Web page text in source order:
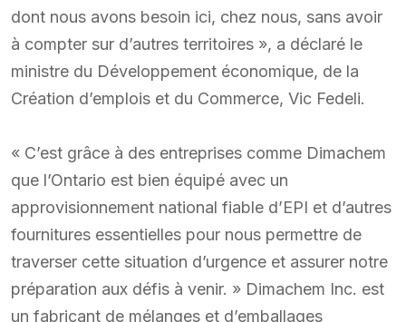
dont nous avons besoin ici, chez nous, sans avoir
à compter sur d’autres territoires », a déclaré le
ministre du Développement économique, de la
Création d’emplois et du Commerce, Vic Fedeli.
« C’est grâce à des entreprises comme Dimachem
que l’Ontario est bien équipé avec un
approvisionnement national fiable d’EPI et d’autres
fournitures essentielles pour nous permettre de
traverser cette situation d’urgence et assurer notre
préparation aux défis à venir. » Dimachem Inc. est
un fabricant de mélanges et d’emballages